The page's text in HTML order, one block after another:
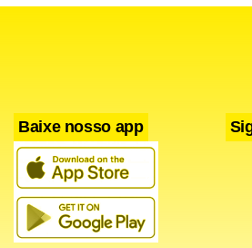
Aduaneiros Especiais da Receita,
previsão é DE que seja implantado
Segundo Edna, os impostos federais
compras no exterior pela via postal
Baixe nosso app